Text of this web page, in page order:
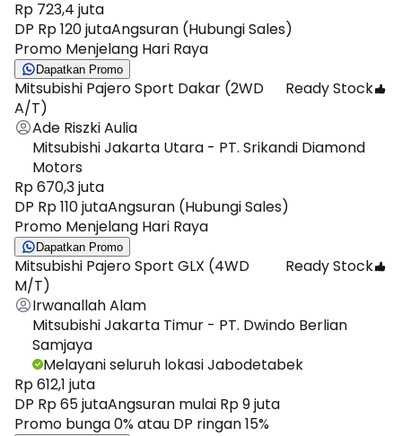
Rp 723,4 juta
DP Rp 120 jutaAngsuran (Hubungi Sales)
Promo Menjelang Hari Raya
Dapatkan Promo
Mitsubishi Pajero Sport Dakar (2WD
A/T)
Ready Stock
Ade Riszki Aulia
Mitsubishi Jakarta Utara - PT. Srikandi Diamond
Motors
Rp 670,3 juta
DP Rp 110 jutaAngsuran (Hubungi Sales)
Promo Menjelang Hari Raya
Dapatkan Promo
Mitsubishi Pajero Sport GLX (4WD
M/T)
Ready Stock
Irwanallah Alam
Mitsubishi Jakarta Timur - PT. Dwindo Berlian
Samjaya
Melayani seluruh lokasi Jabodetabek
Rp 612,1 juta
DP Rp 65 jutaAngsuran mulai Rp 9 juta
Promo bunga 0% atau DP ringan 15%